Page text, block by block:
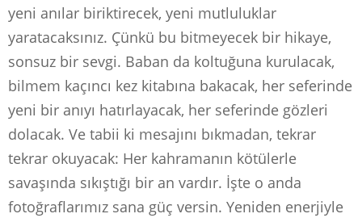
yeni anılar biriktirecek, yeni mutluluklar
yaratacaksınız. Çünkü bu bitmeyecek bir hikaye,
sonsuz bir sevgi. Baban da koltuğuna kurulacak,
bilmem kaçıncı kez kitabına bakacak, her seferinde
yeni bir anıyı hatırlayacak, her seferinde gözleri
dolacak. Ve tabii ki mesajını bıkmadan, tekrar
tekrar okuyacak: Her kahramanın kötülerle
savaşında sıkıştığı bir an vardır. İşte o anda
fotoğraflarımız sana güç versin. Yeniden enerjiyle